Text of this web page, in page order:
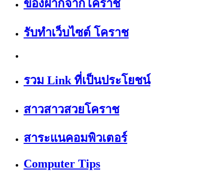
ของฝากจากโคราช
รับทำเว็บไซต์ โคราช
รวม Link ที่เป็นประโยชน์
สาวสาวสวยโคราช
สาระแนคอมพิวเตอร์
Computer Tips